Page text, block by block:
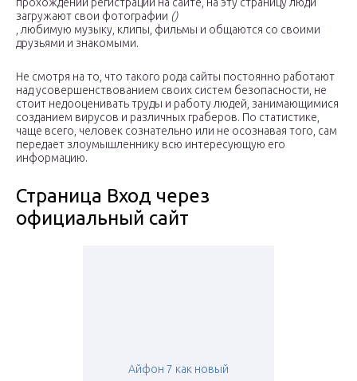
загружают свои фотографии ()
, любимую музыку, клипы, фильмы и общаются со своими
друзьями и знакомыми.
Не смотря на то, что такого рода сайты постоянно работают
над усовершенствованием своих систем безопасности, не
стоит недооценивать труды и работу людей, занимающимися
созданием вирусов и различных граберов. По статистике,
чаще всего, человек сознательно или не осознавая того, сам
передает злоумышленнику всю интересующую его
информацию.
Страница Вход через
официальный сайт
Айфон 7 как новый